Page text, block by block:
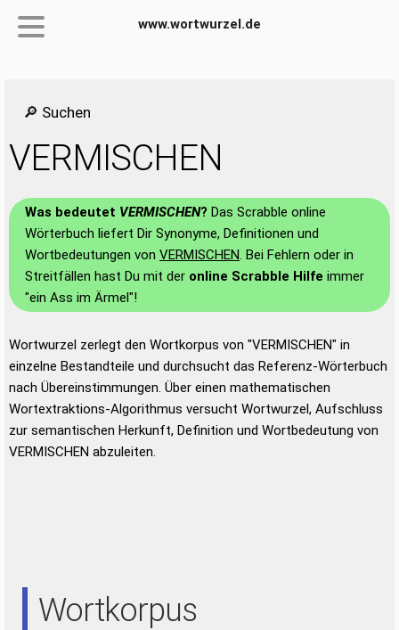
www.wortwurzel.de
🔎 Suchen
VERMISCHEN
Was bedeutet VERMISCHEN? Das Scrabble online
Wörterbuch liefert Dir Synonyme, Definitionen und
Wortbedeutungen von VERMISCHEN. Bei Fehlern oder in
Streitfällen hast Du mit der online Scrabble Hilfe immer
"ein Ass im Ärmel"!
Wortwurzel zerlegt den Wortkorpus von "VERMISCHEN" in
einzelne Bestandteile und durchsucht das Referenz-Wörterbuch
nach Übereinstimmungen. Über einen mathematischen
Wortextraktions-Algorithmus versucht Wortwurzel, Aufschluss
zur semantischen Herkunft, Definition und Wortbedeutung von
VERMISCHEN abzuleiten.
Wortkorpus